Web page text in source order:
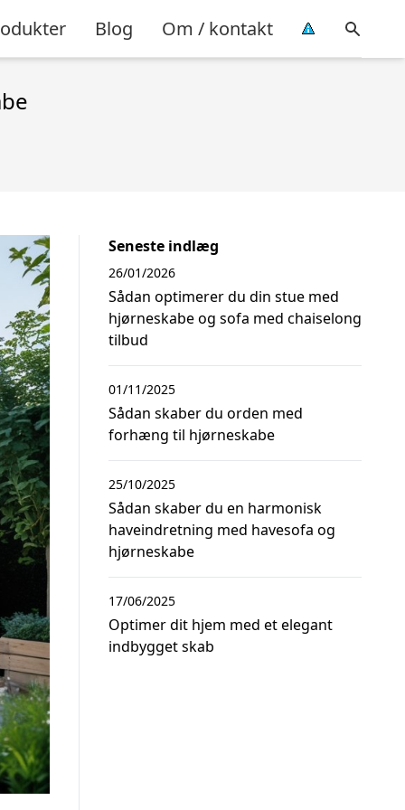
Blog Om / kontakt
Seneste indlæg
Sådan optimerer du din stue med
hjørneskabe og sofa med chaiselong
tilbud
26/01/2026
Sådan skaber du orden med
forhæng til hjørneskabe
01/11/2025
Sådan skaber du en harmonisk
haveindretning med havesofa og
hjørneskabe
25/10/2025
Optimer dit hjem med et elegant
indbygget skab
17/06/2025